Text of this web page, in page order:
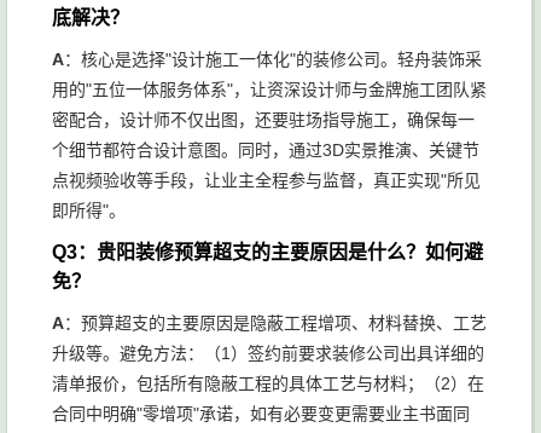
底解决？
A：核心是选择"设计施工一体化"的装修公司。轻舟装饰采
用的"五位一体服务体系"，让资深设计师与金牌施工团队紧
密配合，设计师不仅出图，还要驻场指导施工，确保每一
个细节都符合设计意图。同时，通过3D实景推演、关键节
点视频验收等手段，让业主全程参与监督，真正实现"所见
即所得"。
Q3：贵阳装修预算超支的主要原因是什么？如何避
免？
A：预算超支的主要原因是隐蔽工程增项、材料替换、工艺
升级等。避免方法：（1）签约前要求装修公司出具详细的
清单报价，包括所有隐蔽工程的具体工艺与材料；（2）在
合同中明确"零增项"承诺，如有必要变更需要业主书面同